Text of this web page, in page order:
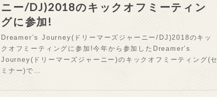
ニー/DJ)2018のキックオフミーティン
グに参加!
Dreamer’s Journey(ドリーマーズジャーニー/DJ)2018のキッ
クオフミーティングに参加!今年から参加したDreamer’s
Journey(ドリーマーズジャーニー)のキックオフミーティング(セ
ミナー)で…